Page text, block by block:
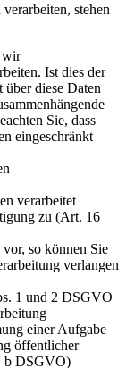
stehen
wir
Ist dies der
diese Daten
Sie, dass
eingeschränkt
verarbeitet
zu (Art. 16
so können Sie
verlangen
1 und 2 DSGVO
einer Aufgabe
öffentlicher
b DSGVO)